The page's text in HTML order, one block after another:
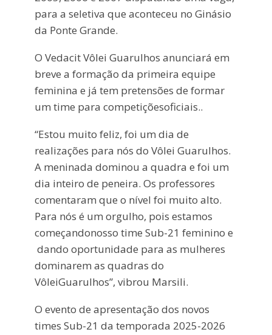
para a seletiva que aconteceu no Ginásio
da Ponte Grande.
O VedacitVôlei Guarulhos anunciará em
breve a formação da primeira equipe
feminina e ja ́ tem pretensões de formar
um time para competiçõesoficiais..
“Estou muito feliz, foi um dia de
realizações para nós do Vôlei Guarulhos.
A meninada dominou a quadra e foi um
dia inteiro de peneira. Os professores
comentaram que o nível foi muito alto.
Para nós é um orgulho, pois estamos
começandonosso time Sub-21 feminino e
dando oportunidade para as mulheres
dominarem as quadras do
VôleiGuarulhos”, vibrou Marsili.
O evento de apresentação dos novos
times Sub-21 da temporada 2025-2026